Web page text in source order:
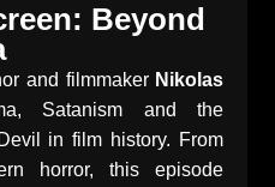
Beyond
and filmmaker Nikolas
Satanism and the
in film history. From
horror, this episode